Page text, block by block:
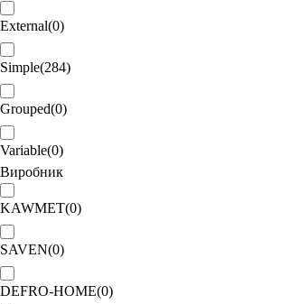
External(0)
Simple(284)
Grouped(0)
Variable(0)
Виробник
KAWMET(0)
SAVEN(0)
DEFRO-HOME(0)